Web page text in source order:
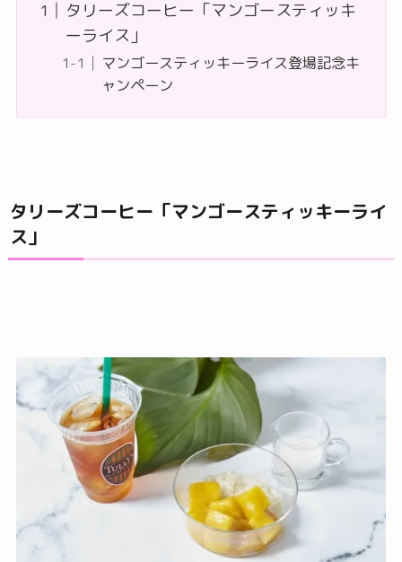
タリーズコーヒー「マンゴースティッキ
ーライス」
マンゴースティッキーライス登場記念キ
ャンペーン
タリーズコーヒー「マンゴースティッキーライ
ス」